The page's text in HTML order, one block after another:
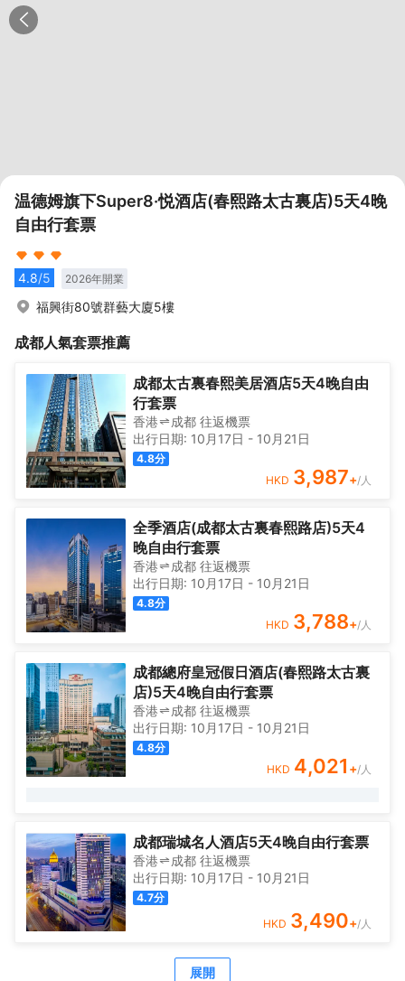
温德姆旗下Super8·悦酒店(春熙路太古裏店)5天4晚
自由行套票
4.8/5 2026年開業
福興街80號群藝大廈5樓
成都人氣套票推薦
成都太古裏春熙美居酒店5天4晚自由
行套票
香港 成都 往返機票
出行日期: 10月17日 - 10月21日
4.8分
HKD 3,987+/人
全季酒店(成都太古裏春熙路店)5天4
晚自由行套票
香港 成都 往返機票
出行日期: 10月17日 - 10月21日
4.8分
HKD 3,788+/人
成都總府皇冠假日酒店(春熙路太古裏
店)5天4晚自由行套票
香港 成都 往返機票
出行日期: 10月17日 - 10月21日
4.8分
HKD 4,021 +/人
成都瑞城名人酒店5天4晚自由行套票
香港 成都 往返機票
出行日期: 10月17日 - 10月21日
4.7分
HKD 3,490+/人
展開